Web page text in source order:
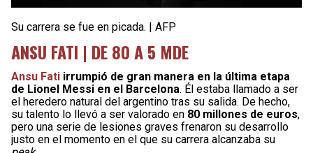
Su carrera se fue en picada. | AFP
ANSU FATI | DE 80 A 5 MDE
Ansu Fati irrumpió de gran manera en la última etapa
de Lionel Messi en el Barcelona. Él estaba llamado a ser
el heredero natural del argentino tras su salida. De hecho,
su talento lo llevó a ser valorado en 80 millones de euros,
pero una serie de lesiones graves frenaron su desarrollo
justo en el momento en el que su carrera alcanzaba su